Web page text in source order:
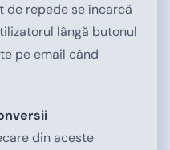
de repede se încarcă
lângă butonul
pe email când
din aceste